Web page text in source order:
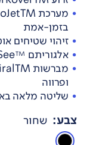
בזמן-אמת
זיהוי שטיחים
אלגוריתם ™AI.See מתקדם לזיהוי אובייקטים
ופרווה
שליטה מלאה
צבע: שחור